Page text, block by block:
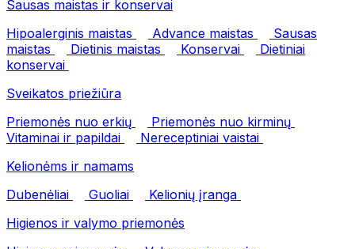
Sausas maistas ir konservai
Hipoalerginis maistas
Advance maistas
Sausas
maistas
Dietinis maistas Konservai
Dietiniai
konservai
Sveikatos priežiūra
Priemonės nuo erkių
Priemonės nuo kirminų
Vitaminai ir papildai
Nereceptiniai vaistai
Kelionėms ir namams
Dubenėliai
Guoliai
Kelionių įranga
Higienos ir valymo priemonės